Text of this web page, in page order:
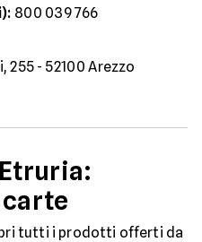
800 039 766
255 - 52100 Arezzo
tutti i prodotti offerti da